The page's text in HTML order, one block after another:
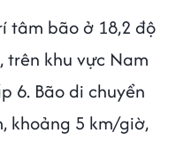
tâm bão ở 18,2 độ
trên khu vực Nam
6. Bão di chuyển
khoảng 5 km/giờ,